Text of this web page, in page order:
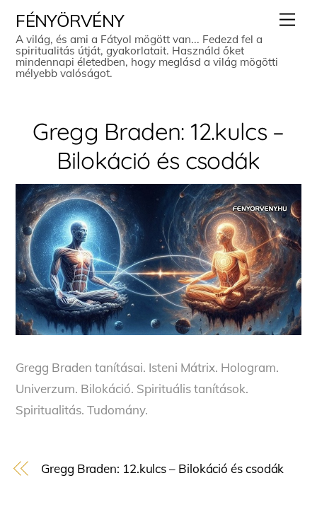
content
FÉNYÖRVÉNY
A világ, és ami a Fátyol mögött van... Fedezd fel a
spiritualitás útját, gyakorlatait. Használd őket
mindennapi életedben, hogy meglásd a világ mögötti
mélyebb valóságot.
Gregg Braden: 12.kulcs –
Bilokáció és csodák
Gregg Braden tanításai. Isteni Mátrix. Hologram.
Univerzum. Bilokáció. Spirituális tanítások.
Spiritualitás. Tudomány.
Gregg Braden: 12.kulcs – Bilokáció és csodák